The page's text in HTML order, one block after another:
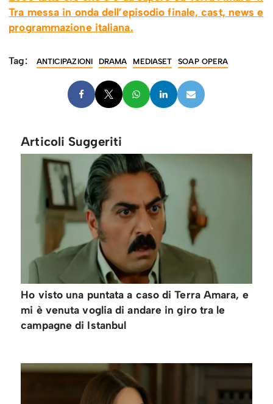
Tra messa in onda dell’episodio finale, cast, news e
programmazione italiana.
Tag: ANTICIPAZIONI DRAMA MEDIASET SOAP OPERA
Articoli Suggeriti
Ho visto una puntata a caso di Terra Amara, e
mi è venuta voglia di andare in giro tra le
campagne di Istanbul